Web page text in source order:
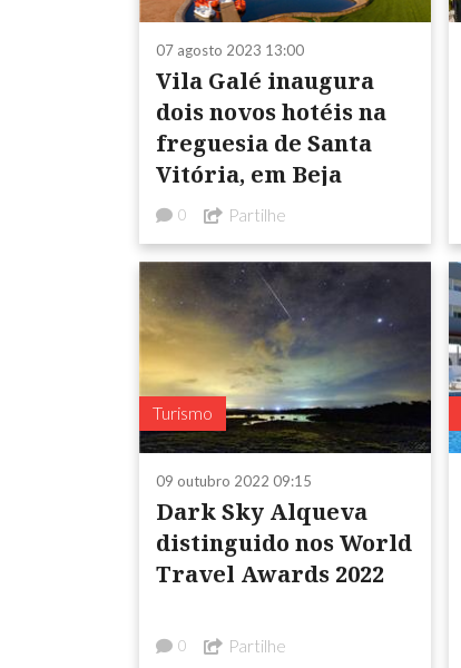
07 agosto 2023 13:00
Vila Galé inaugura
dois novos hotéis na
freguesia de Santa
Vitória, em Beja
0 Partilhe
Turismo
09 outubro 2022 09:15
Dark Sky Alqueva
distinguido nos World
Travel Awards 2022
0 Partilhe